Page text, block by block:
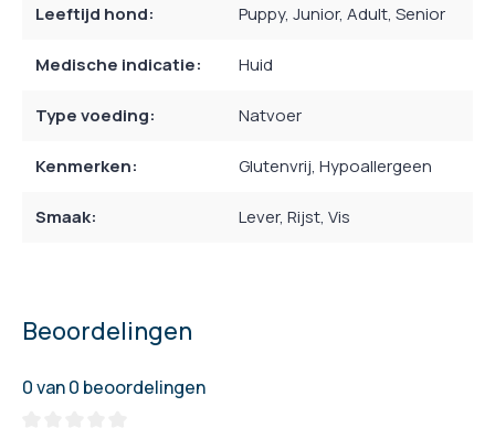
Leeftijd hond: Puppy, Junior, Adult, Senior
Medische indicatie: Huid
Type voeding: Natvoer
Kenmerken: Glutenvrij, Hypoallergeen
Smaak: Lever, Rijst, Vis
Beoordelingen
0 van 0 beoordelingen